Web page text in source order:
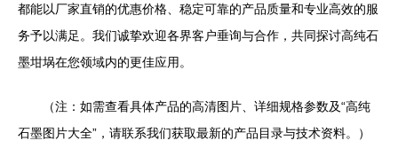
都能以厂家直销的优惠价格、稳定可靠的产品质量和专业高效的服
务予以满足。我们诚挚欢迎各界客户垂询与合作，共同探讨高纯石
墨坩埚在您领域内的更佳应用。
（注：如需查看具体产品的高清图片、详细规格参数及“高纯
石墨图片大全”，请联系我们获取最新的产品目录与技术资料。）